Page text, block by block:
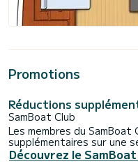
Promotions
Réductions
SamBoat Club
Les membres du
supplémentaires sur une
Découvrez le